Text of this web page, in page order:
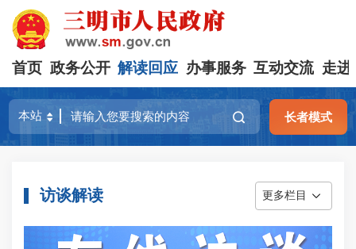
首页 政务公开 解读回应 办事服务 互动交流 走进
长者模式
访谈解读 更多栏目